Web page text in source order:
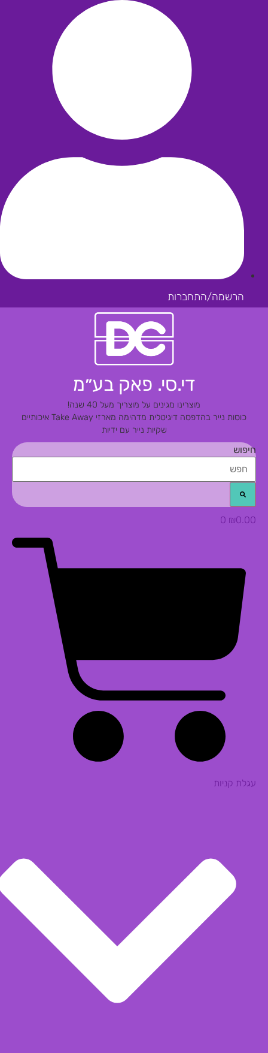
הרשמה/התחברות
די.סי. פאק בע״מ
מוצרינו מגינים על מוצריך מעל 40 שנה!
כוסות נייר בהדפסה דיגיטלית מדהימהמארזי Take Away איכותיים
שקיות נייר עם ידיות
חיפוש
₪0.00
0
עגלת קניות